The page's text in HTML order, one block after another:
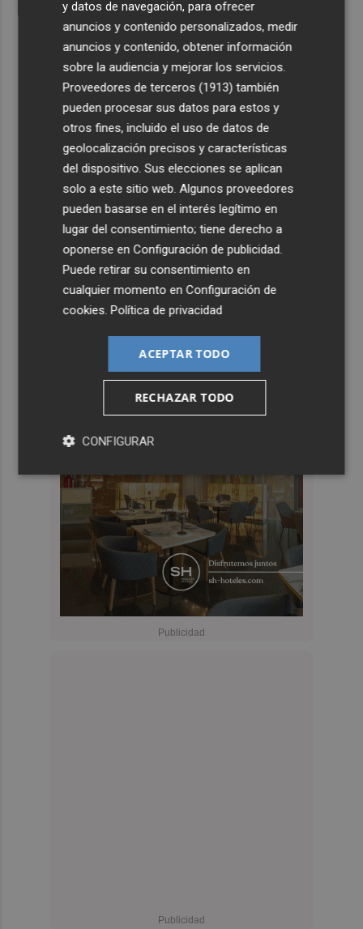
y datos de navegación, para ofrecer
anuncios y contenido personalizados, medir
anuncios y contenido, obtener información
sobre la audiencia y mejorar los servicios.
Proveedores de terceros (1913) también
pueden procesar sus datos para estos y
otros fines, incluido el uso de datos de
geolocalización precisos y características
del dispositivo. Sus elecciones se aplican
solo a este sitio web. Algunos proveedores
pueden basarse en el interés legítimo en
lugar del consentimiento; tiene derecho a
oponerse enConfiguración de publicidad
Puede retirar su consentimiento en
cualquier momento enConfiguración de
cookies .Política de privacidad
ACEPTAR TODO
RECHAZAR TODO
CONFIGURAR